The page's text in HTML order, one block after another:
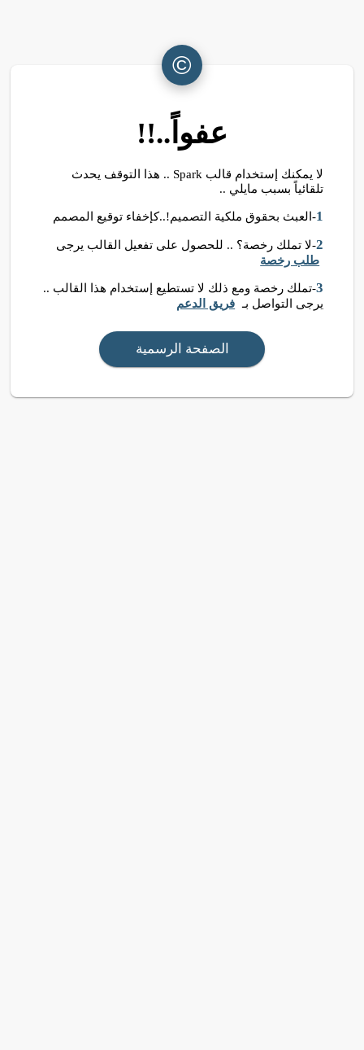
©
عفواً..!!
لا يمكنك إستخدام قالب Spark .. هذا التوقف يحدث
تلقائياً بسبب مايلي ..
1-العبث بحقوق ملكية التصميم!..كإخفاء توقيع المصمم
2-لا تملك رخصة؟ .. للحصول على تفعيل القالب يرجى
طلب رخصة
3-تملك رخصة ومع ذلك لا تستطيع إستخدام هذا القالب ..
يرجى التواصل بـ فريق الدعم
الصفحة الرسمية